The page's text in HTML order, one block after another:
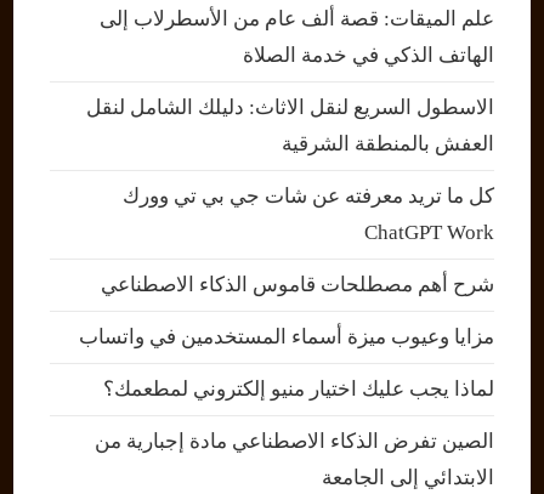
علم الميقات: قصة ألف عام من الأسطرلاب إلى
الهاتف الذكي في خدمة الصلاة
الاسطول السريع لنقل الاثاث: دليلك الشامل لنقل
العفش بالمنطقة الشرقية
كل ما تريد معرفته عن شات جي بي تي وورك
ChatGPT Work
شرح أهم مصطلحات قاموس الذكاء الاصطناعي
مزايا وعيوب ميزة أسماء المستخدمين في واتساب
لماذا يجب عليك اختيار منيو إلكتروني لمطعمك؟
الصين تفرض الذكاء الاصطناعي مادة إجبارية من
الابتدائي إلى الجامعة